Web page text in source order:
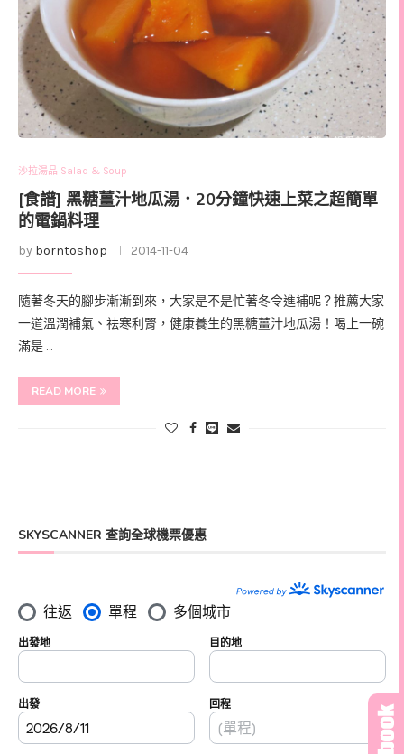
沙拉湯品 Salad & Soup
[食譜] 黑糖薑汁地瓜湯．20分鐘快速上菜之超簡單
的電鍋料理
by borntoshop 2014-11-04
隨著冬天的腳步漸漸到來，大家是不是忙著冬令進補呢？推薦大家
一道溫潤補氣、祛寒利腎，健康養生的黑糖薑汁地瓜湯！喝上一碗
滿是 …
READ MORE
SKYSCANNER 查詢全球機票優惠